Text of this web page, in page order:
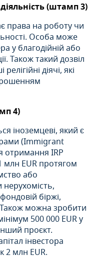
(штамп 3)
права на роботу чи
Особа може
у благодійній або
Також такий дозвіл
діячі, які
4)
іноземцеві, який є
(Immigrant
IRP
млн EUR протягом
або
біржі,
Також можна зробити
500 000 EUR у
проєкт.
інвестора
2 млн EUR.